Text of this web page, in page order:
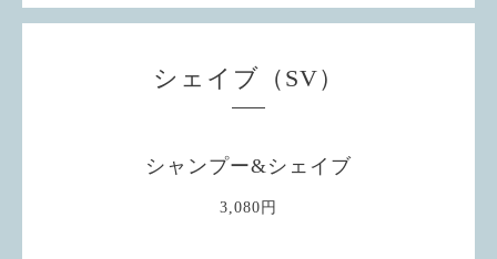
シェイブ（SV）
シャンプー&シェイブ
3,080円